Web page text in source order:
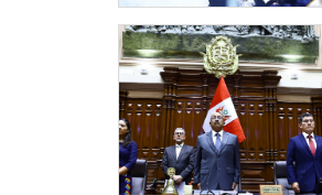
irresponsabilidad traer
observaciones de Morales.
CENTRO DE NOTICIAS
PRENSA-CONGRESO 07-